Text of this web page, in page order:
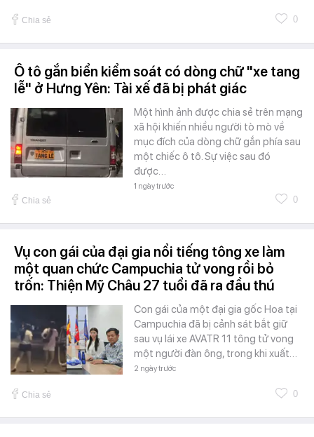
Chia sẻ 0
Ô tô gắn biển kiểm soát có dòng chữ "xe tang
lễ" ở Hưng Yên: Tài xế đã bị phát giác
Một hình ảnh được chia sẻ trên mạng
xã hội khiến nhiều người tò mò về
mục đích của dòng chữ gắn phía sau
một chiếc ô tô. Sự việc sau đó
được…
1 ngày trước
Chia sẻ 0
Vụ con gái của đại gia nổi tiếng tông xe làm
một quan chức Campuchia tử vong rồi bỏ
trốn: Thiện Mỹ Châu 27 tuổi đã ra đầu thú
Con gái của một đại gia gốc Hoa tại
Campuchia đã bị cảnh sát bắt giữ
sau vụ lái xe AVATR 11 tông tử vong
một người đàn ông, trong khi xuất…
2 ngày trước
Chia sẻ 0